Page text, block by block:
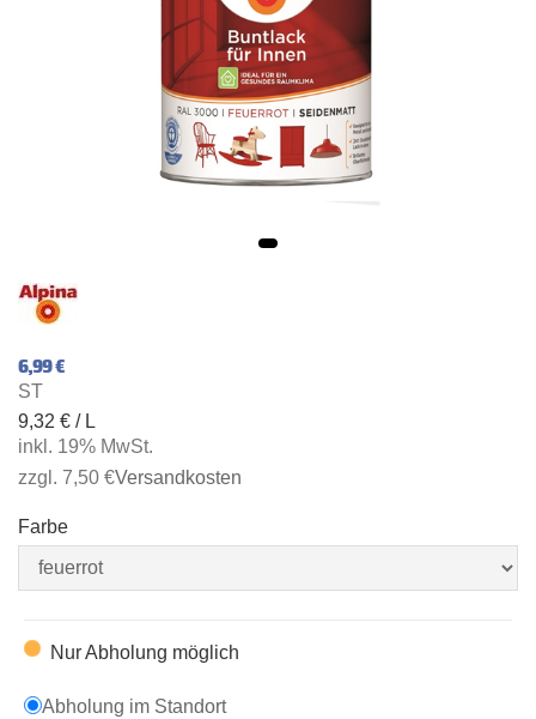
6,99 €
ST
9,32 € / L
inkl. 19% MwSt.
zzgl. 7,50 €Versandkosten
Farbe
Nur Abholung möglich
Abholung im Standort